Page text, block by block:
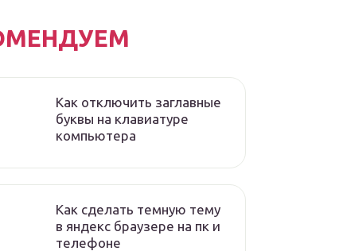
Как отключить заглавные
буквы на клавиатуре
компьютера
Как сделать темную тему
в яндекс браузере на пк и
телефоне